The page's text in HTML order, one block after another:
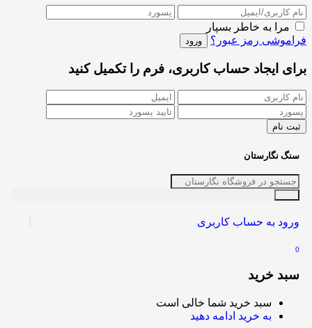
مرا به خاطر بسپار
فراموشی رمز عبور؟
برای ایجاد حساب کاربری، فرم را تکمیل کنید
سنگ نگارستان
ورود به حساب کاربری
0
سبد خرید
سبد خرید شما خالی است
به خرید ادامه دهید